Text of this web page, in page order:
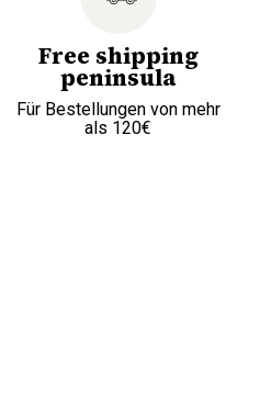
Free shipping
peninsula
Für Bestellungen von mehr
als 120€